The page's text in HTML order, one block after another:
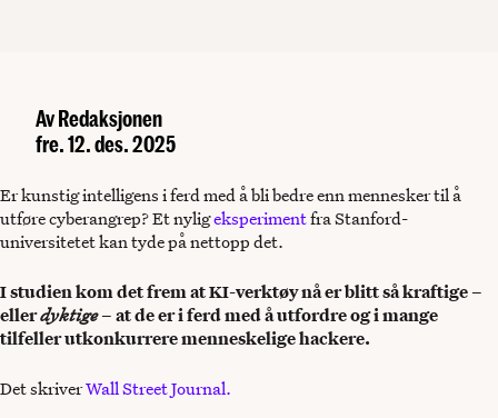
AvRedaksjonen
fre. 12. des. 2025
Er kunstig intelligens i ferd med å bli bedre enn mennesker til å
utføre cyberangrep? Et nyligeksperimentfra Stanford-
universitetet kan tyde på nettopp det.
I studien kom det frem at KI-verktøy nå er blitt så kraftige –
ellerdyktige– at de er i ferd med å utfordre og i mange
tilfellerutkonkurrere menneskelige hackere.
Det skriverWall Street Journal.